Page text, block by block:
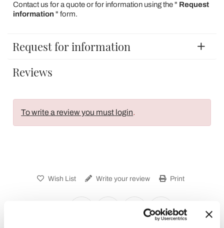
Contact us for a quote or for information using the " Request
information " form.
Request for information
Reviews
To write a review you must login.
Wish List Write your review Print